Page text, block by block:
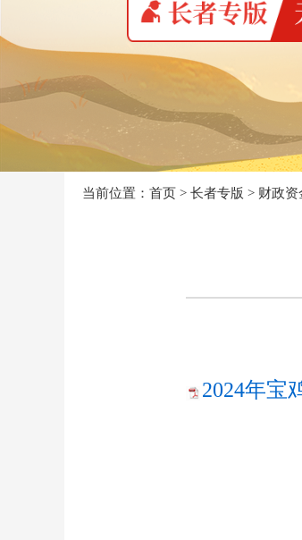
当前位置： 首页 > 长者专版 > 财政资
2024年宝